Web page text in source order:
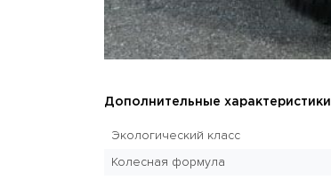
Дополнительные характеристики
Экологический класс
Колесная формула